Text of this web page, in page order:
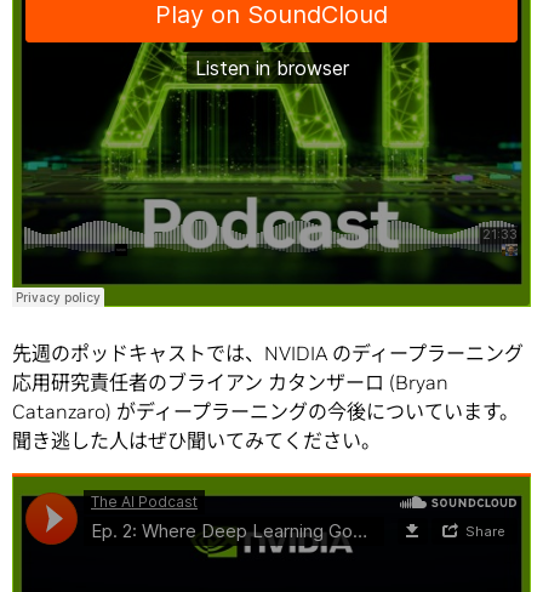
先週のポッドキャストでは、NVIDIA のディープラーニング
応用研究責任者のブライアン カタンザーロ (Bryan
Catanzaro) がディープラーニングの今後についています。
聞き逃した人はぜひ聞いてみてください。